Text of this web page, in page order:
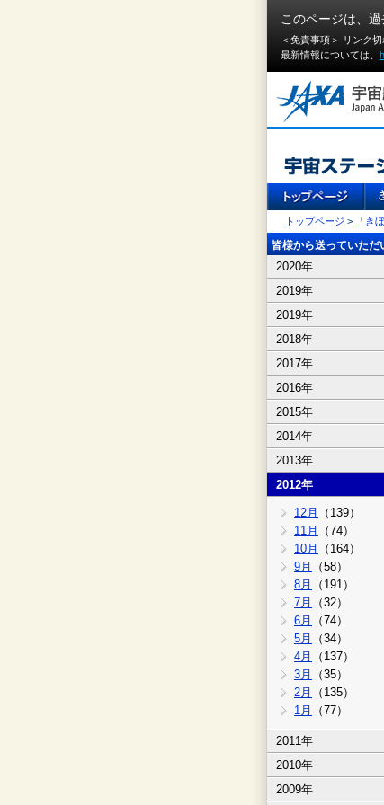
このページは、
＜免責事項＞ リンク
最新情報については、
トップページ > 「き
皆様から送っていただ
2020年
2019年
2019年
2018年
2017年
2016年
2015年
2014年
2013年
2012年
12月
（139）
11月
（74）
10月
（164）
9月
（58）
8月
（191）
7月
（32）
6月
（74）
5月
（34）
4月
（137）
3月
（35）
2月
（135）
1月
（77）
2011年
2010年
2009年